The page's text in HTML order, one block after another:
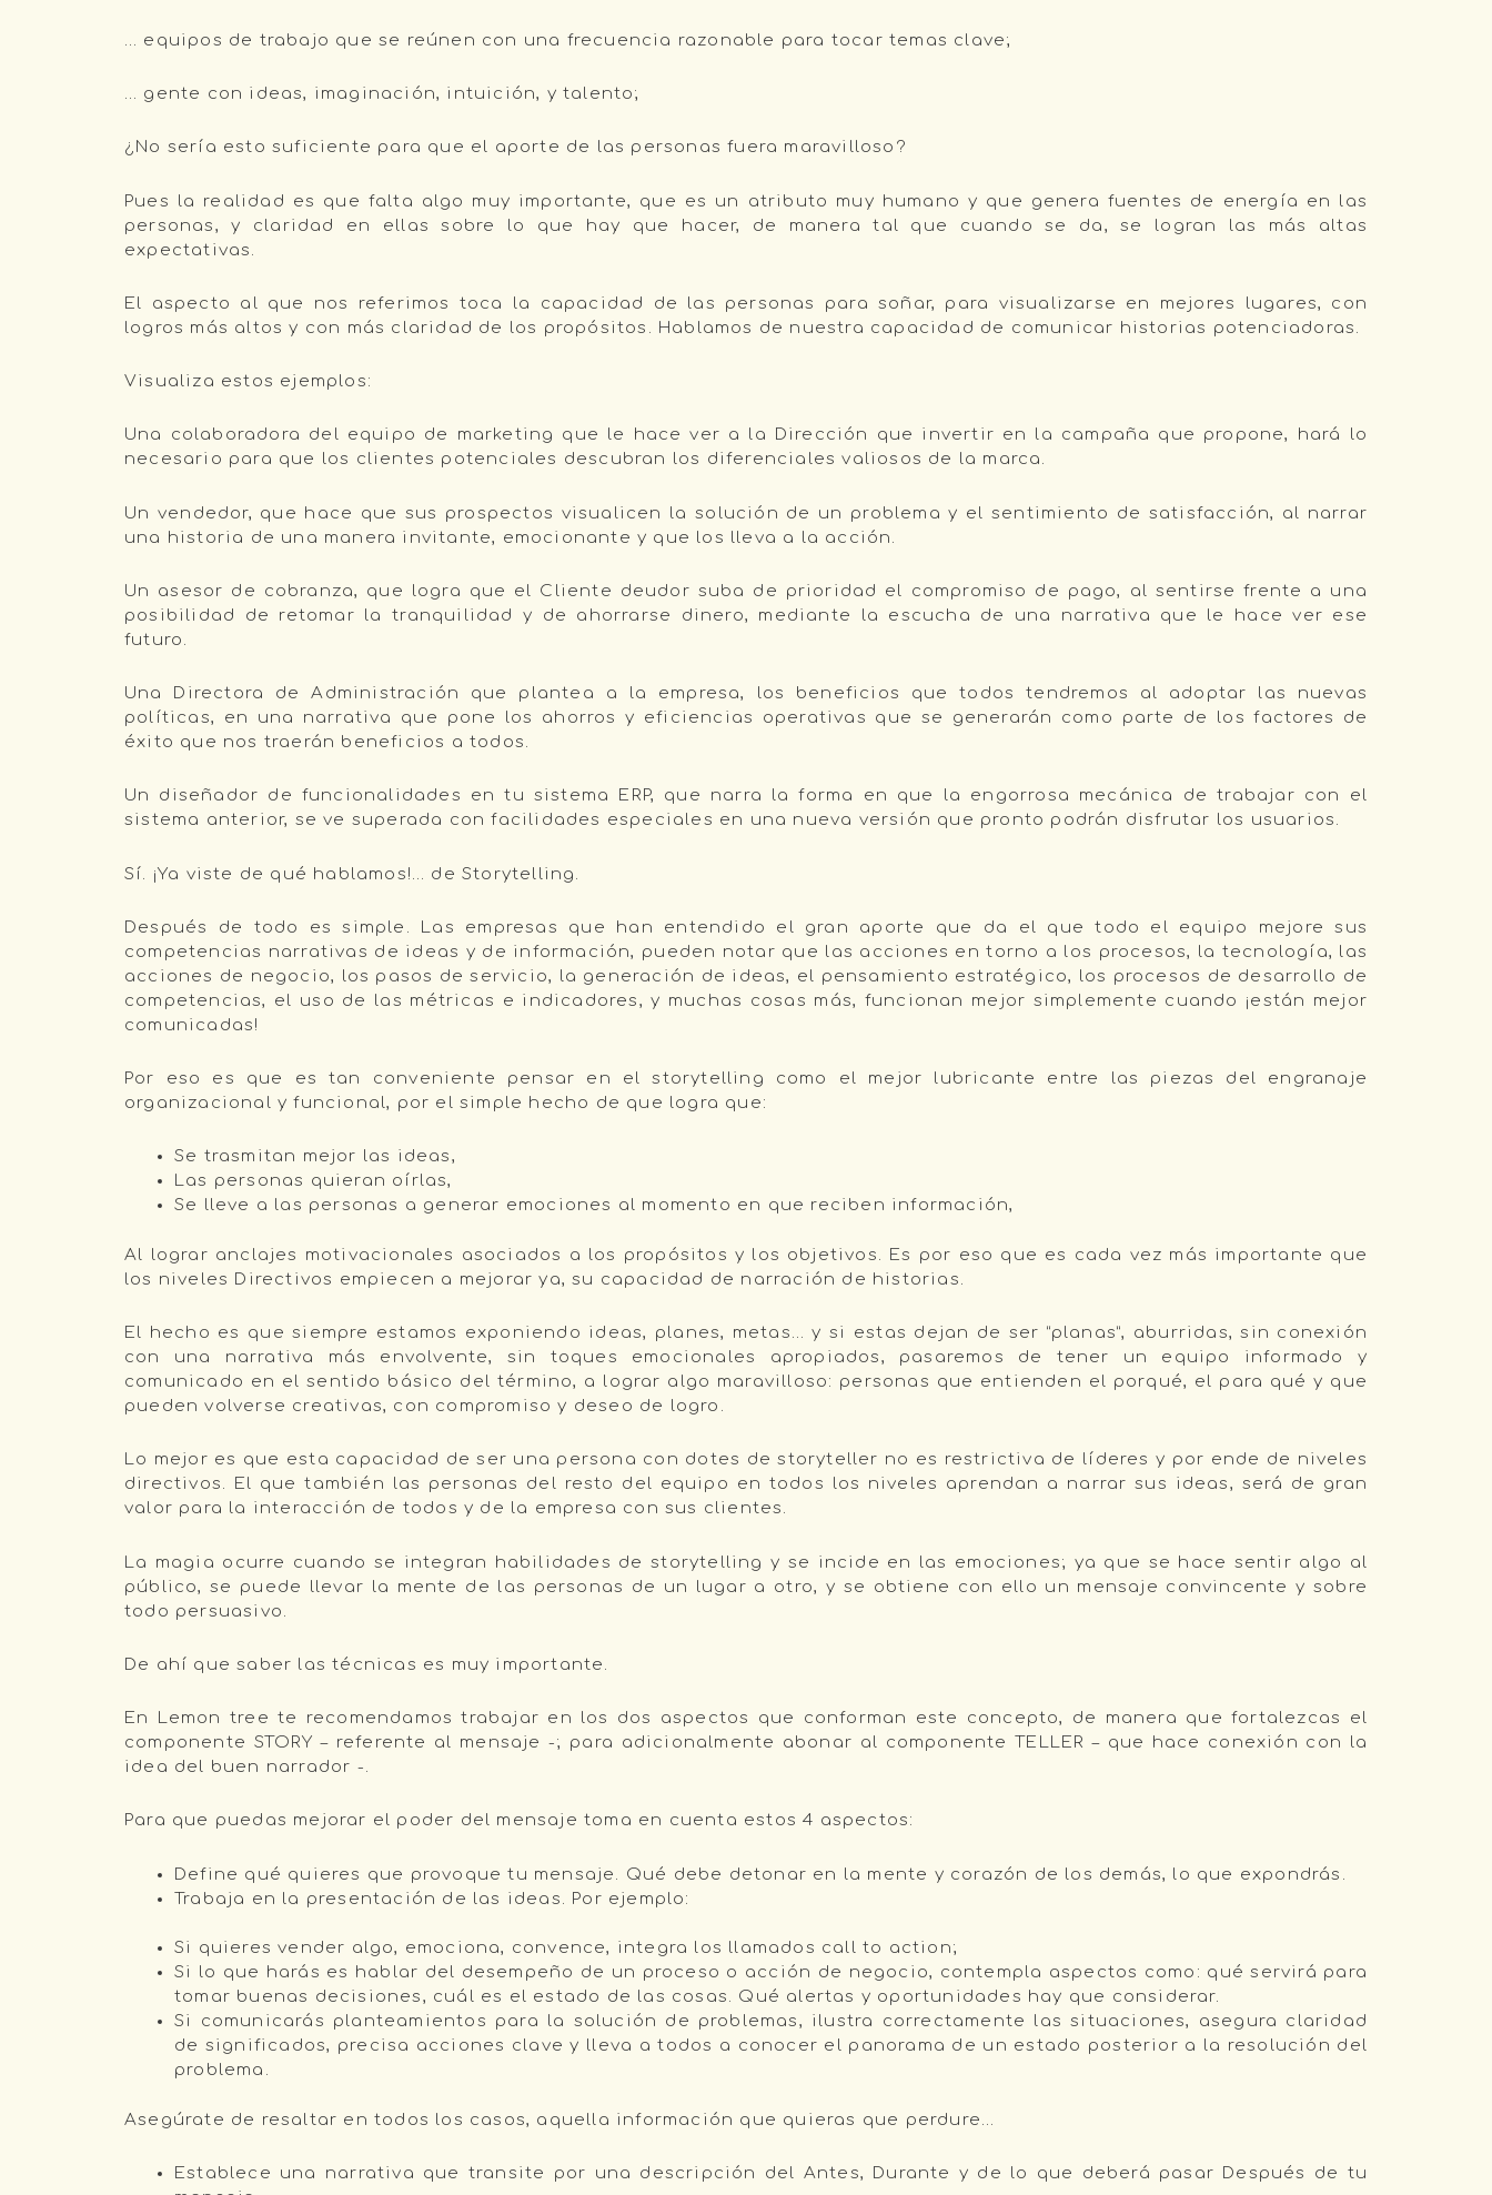
… equipos de trabajo que se reúnen con una frecuencia razonable para tocar temas clave;
… gente con ideas, imaginación, intuición, y talento;
¿No sería esto suficiente para que el aporte de las personas fuera maravilloso?
Pues la realidad es que falta algo muy importante, que es un atributo muy humano y que genera fuentes de energía en las
personas, y claridad en ellas sobre lo que hay que hacer, de manera tal que cuando se da, se logran las más altas
expectativas.
El aspecto al que nos referimos toca la capacidad de las personas para soñar, para visualizarse en mejores lugares, con
logros más altos y con más claridad de los propósitos. Hablamos de nuestra capacidad de comunicar historias potenciadoras.
Visualiza estos ejemplos:
Una colaboradora del equipo de marketing que le hace ver a la Dirección que invertir en la campaña que propone, hará lo
necesario para que los clientes potenciales descubran los diferenciales valiosos de la marca.
Un vendedor, que hace que sus prospectos visualicen la solución de un problema y el sentimiento de satisfacción, al narrar
una historia de una manera invitante, emocionante y que los lleva a la acción.
Un asesor de cobranza, que logra que el Cliente deudor suba de prioridad el compromiso de pago, al sentirse frente a una
posibilidad de retomar la tranquilidad y de ahorrarse dinero, mediante la escucha de una narrativa que le hace ver ese
futuro.
Una Directora de Administración que plantea a la empresa, los beneficios que todos tendremos al adoptar las nuevas
políticas, en una narrativa que pone los ahorros y eficiencias operativas que se generarán como parte de los factores de
éxito que nos traerán beneficios a todos.
Un diseñador de funcionalidades en tu sistema ERP, que narra la forma en que la engorrosa mecánica de trabajar con el
sistema anterior, se ve superada con facilidades especiales en una nueva versión que pronto podrán disfrutar los usuarios.
Sí. ¡Ya viste de qué hablamos!… de Storytelling.
Después de todo es simple. Las empresas que han entendido el gran aporte que da el que todo el equipo mejore sus
competencias narrativas de ideas y de información, pueden notar que las acciones en torno a los procesos, la tecnología, las
acciones de negocio, los pasos de servicio, la generación de ideas, el pensamiento estratégico, los procesos de desarrollo de
competencias, el uso de las métricas e indicadores, y muchas cosas más, funcionan mejor simplemente cuando ¡están mejor
comunicadas!
Por eso es que es tan conveniente pensar en el storytelling como el mejor lubricante entre las piezas del engranaje
organizacional y funcional, por el simple hecho de que logra que:
Se trasmitan mejor las ideas,
Las personas quieran oírlas,
Se lleve a las personas a generar emociones al momento en que reciben información,
Al lograr anclajes motivacionales asociados a los propósitos y los objetivos. Es por eso que es cada vez más importante que
los niveles Directivos empiecen a mejorar ya, su capacidad de narración de historias.
El hecho es que siempre estamos exponiendo ideas, planes, metas… y si estas dejan de ser “planas”, aburridas, sin conexión
con una narrativa más envolvente, sin toques emocionales apropiados, pasaremos de tener un equipo informado y
comunicado en el sentido básico del término, a lograr algo maravilloso: personas que entienden el porqué, el para qué y que
pueden volverse creativas, con compromiso y deseo de logro.
Lo mejor es que esta capacidad de ser una persona con dotes de storyteller no es restrictiva de líderes y por ende de niveles
directivos. El que también las personas del resto del equipo en todos los niveles aprendan a narrar sus ideas, será de gran
valor para la interacción de todos y de la empresa con sus clientes.
La magia ocurre cuando se integran habilidades de storytelling y se incide en las emociones; ya que se hace sentir algo al
público, se puede llevar la mente de las personas de un lugar a otro, y se obtiene con ello un mensaje convincente y sobre
todo persuasivo.
De ahí que saber las técnicas es muy importante.
En Lemon tree te recomendamos trabajar en los dos aspectos que conforman este concepto, de manera que fortalezcas el
componente STORY – referente al mensaje -; para adicionalmente abonar al componente TELLER – que hace conexión con la
idea del buen narrador -.
Para que puedas mejorar el poder del mensaje toma en cuenta estos 4 aspectos:
Define qué quieres que provoque tu mensaje. Qué debe detonar en la mente y corazón de los demás, lo que expondrás.
Trabaja en la presentación de las ideas. Por ejemplo:
Si quieres vender algo, emociona, convence, integra los llamados call to action;
Si lo que harás es hablar del desempeño de un proceso o acción de negocio, contempla aspectos como: qué servirá para
tomar buenas decisiones, cuál es el estado de las cosas. Qué alertas y oportunidades hay que considerar.
Si comunicarás planteamientos para la solución de problemas, ilustra correctamente las situaciones, asegura claridad
de significados, precisa acciones clave y lleva a todos a conocer el panorama de un estado posterior a la resolución del
problema.
Asegúrate de resaltar en todos los casos, aquella información que quieras que perdure…
Establece una narrativa que transite por una descripción del Antes, Durante y de lo que deberá pasar Después de tu